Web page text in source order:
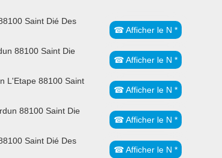
Saint Dié Des
☎ Afficher le N *
88100 Saint Die
☎ Afficher le N *
L'Etape 88100 Saint
☎ Afficher le N *
88100 Saint Die
☎ Afficher le N *
Saint Dié Des
☎ Afficher le N *